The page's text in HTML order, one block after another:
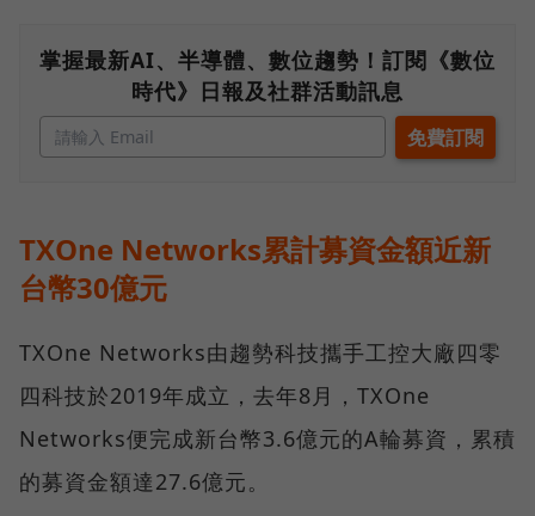
掌握最新AI、半導體、數位趨勢！訂閱《數位
時代》日報及社群活動訊息
TXOne Networks累計募資金額近新
台幣30億元
TXOne Networks由趨勢科技攜手工控大廠四零
四科技於2019年成立，去年8月，TXOne
Networks便完成新台幣3.6億元的A輪募資，累積
的募資金額達27.6億元。